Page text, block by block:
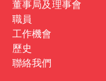
董事局及理事會
職員
工作機會
歷史
聯絡我們